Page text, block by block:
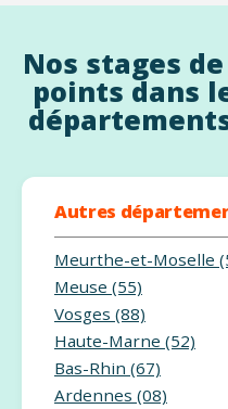
Nos stages
points dans
Autres
Meurthe-et-Moselle
Meuse (55)
Vosges (88)
Haute-Marne (52)
Bas-Rhin (67)
Ardennes (08)